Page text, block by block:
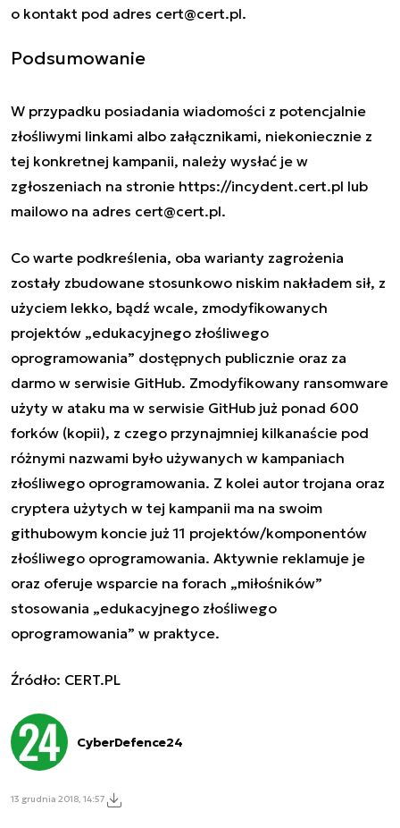
o kontakt pod adres cert@cert.pl.
Podsumowanie
W przypadku posiadania wiadomości z potencjalnie
złośliwymi linkami albo załącznikami, niekoniecznie z
tej konkretnej kampanii, należy wysłać je w
zgłoszeniach na stronie https://incydent.cert.pl lub
mailowo na adres cert@cert.pl.
Co warte podkreślenia, oba warianty zagrożenia
zostały zbudowane stosunkowo niskim nakładem sił, z
użyciem lekko, bądź wcale, zmodyfikowanych
projektów „edukacyjnego złośliwego
oprogramowania” dostępnych publicznie oraz za
darmo w serwisie GitHub. Zmodyfikowany ransomware
użyty w ataku ma w serwisie GitHub już ponad 600
forków (kopii), z czego przynajmniej kilkanaście pod
różnymi nazwami było używanych w kampaniach
złośliwego oprogramowania. Z kolei autor trojana oraz
cryptera użytych w tej kampanii ma na swoim
githubowym koncie już 11 projektów/komponentów
złośliwego oprogramowania. Aktywnie reklamuje je
oraz oferuje wsparcie na forach „miłośników”
stosowania „edukacyjnego złośliwego
oprogramowania” w praktyce.
Źródło: CERT.PL
CyberDefence24
13 grudnia 2018, 14:57